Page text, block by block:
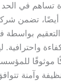
في الحد
أيضًا، تضمن
التعقيم
واحترافية.
وآمنة